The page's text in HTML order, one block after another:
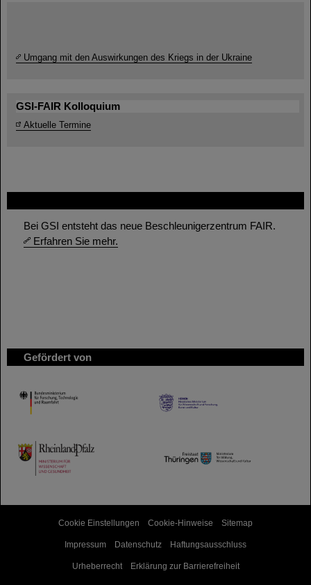
Bei GSI entsteht das neue Beschleunigerzentrum FAIR.
Erfahren Sie mehr.
Gefördert von
HMWK
TMWWDG
Umgang mit den Auswirkungen des Kriegs in der Ukraine
GSI-FAIR Kolloquium
Aktuelle Termine
Cookie Einstellungen Cookie-Hinweise Sitemap
Impressum Datenschutz Haftungsausschluss
Urheberrecht Erklärung zur Barrierefreiheit